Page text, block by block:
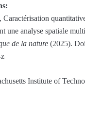
une analyse spatiale
de la nature (2025).
Institute of